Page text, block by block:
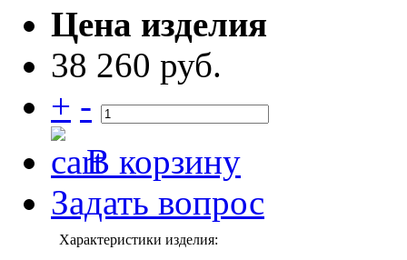
Цена изделия
38 260 руб.
+ -
В корзину
Задать вопрос
Характеристики изделия: